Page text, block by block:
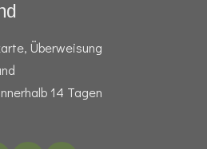
Überweisung
14 Tagen